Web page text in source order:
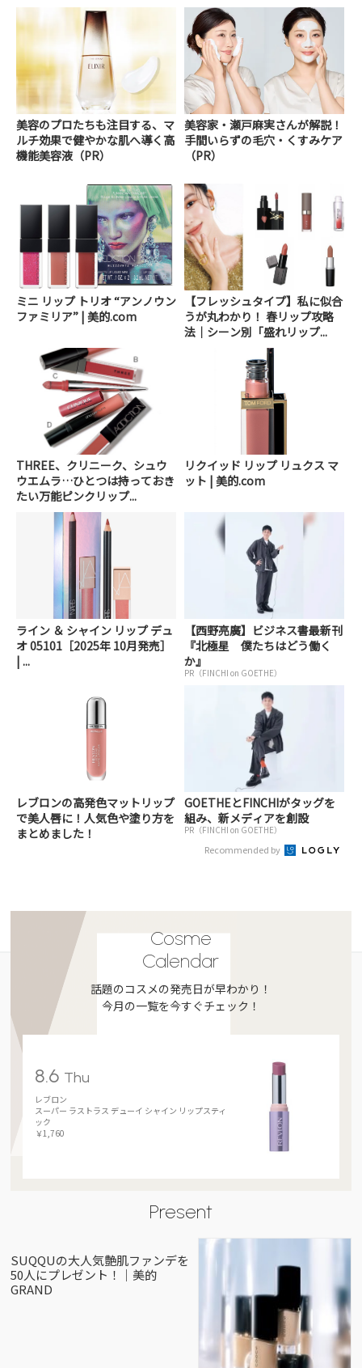
美容のプロたちも注目する、マ
ルチ効果で健やかな肌へ導く高
機能美容液（PR）
美容家・瀬戸麻実さんが解説！
手間いらずの毛穴・くすみケア
（PR）
ミニ リップ トリオ “アンノウン
ファミリア” | 美的.com
【フレッシュタイプ】私に似合
うが丸わかり！ 春リップ攻略
法｜シーン別「盛れリップ...
THREE、クリニーク、シュウ
ウエムラ…ひとつは持っておき
たい万能ピンクリップ...
リクイッド リップ リュクス マ
ット | 美的.com
ライン ＆ シャイン リップ デュ
オ 05101［2025年 10月発売］
| ...
【西野亮廣】ビジネス書最新刊
『北極星 僕たちはどう働く
か』
PR（FINCHI on GOETHE）
レブロンの高発色マットリップ
で美人唇に！人気色や塗り方を
まとめました！
GOETHEとFINCHIがタッグを
組み、新メディアを創設
PR（FINCHI on GOETHE）
Recommended by
Cosme
Calendar
話題のコスメの発売日が早わかり！
今月の一覧を今すぐチェック！
8.6 Thu
レブロン
スーパー ラストラス デューイ シャイン リップスティ
ック
￥1,760
Present
SUQQUの大人気艶肌ファンデを
50人にプレゼント！｜美的
GRAND